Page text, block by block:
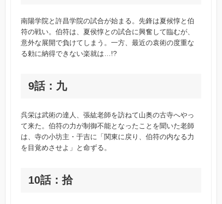
南陽学院と許昌学院の試合が始まる。先鋒は夏候惇と伯
符の戦い。伯符は、夏侯惇との試合に興奮して臨むが、
意外な展開で負けてしまう。一方、最近の袁術の度重な
る勅に納得できない楽就は…!?
9話：九
呉栄は武術の達人、張紘老師を訪ねて山奥の古寺へやっ
て来た。伯符の力が制御不能となったことを聞いた老師
は、寺の小坊主・于吉に「関東に戻り、伯符の内なる力
を目覚めさせよ」と命ずる。
10話：拾